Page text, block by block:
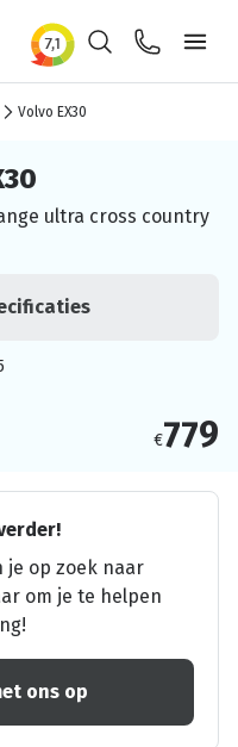
ZoekenContact
Volvo EX30
ultra cross country
€779
je op zoek naar
om je te helpen
ons op